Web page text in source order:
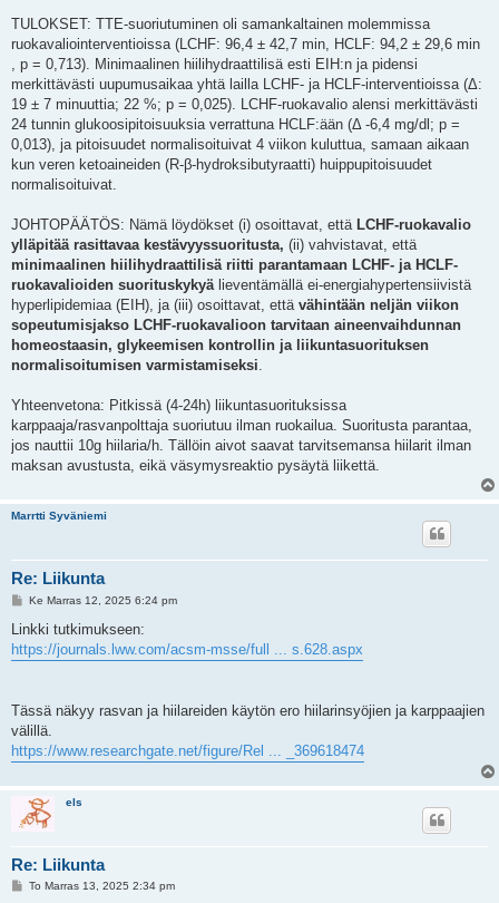
TULOKSET: TTE-suoriutuminen oli samankaltainen molemmissa
ruokavaliointerventioissa (LCHF: 96,4 ± 42,7 min, HCLF: 94,2 ± 29,6 min
, p = 0,713). Minimaalinen hiilihydraattilisä esti EIH:n ja pidensi
merkittävästi uupumusaikaa yhtä lailla LCHF- ja HCLF-interventioissa (Δ:
19 ± 7 minuuttia; 22 %; p = 0,025). LCHF-ruokavalio alensi merkittävästi
24 tunnin glukoosipitoisuuksia verrattuna HCLF:ään (Δ -6,4 mg/dl; p =
0,013), ja pitoisuudet normalisoituivat 4 viikon kuluttua, samaan aikaan
kun veren ketoaineiden (R-β-hydroksibutyraatti) huippupitoisuudet
normalisoituivat.
JOHTOPÄÄTÖS: Nämä löydökset (i) osoittavat, että LCHF-ruokavalio
ylläpitää rasittavaa kestävyyssuoritusta, (ii) vahvistavat, että
minimaalinen hiilihydraattilisä riitti parantamaan LCHF- ja HCLF-
ruokavalioiden suorituskykyälieventämällä ei-energiahypertensiivistä
hyperlipidemiaa (EIH), ja (iii) osoittavat, että vähintään neljän viikon
sopeutumisjakso LCHF-ruokavalioon tarvitaan aineenvaihdunnan
homeostaasin, glykeemisen kontrollin ja liikuntasuorituksen
normalisoitumisen varmistamiseksi.
Yhteenvetona: Pitkissä (4-24h) liikuntasuorituksissa
karppaaja/rasvanpolttaja suoriutuu ilman ruokailua. Suoritusta parantaa,
jos nauttii 10g hiilaria/h. Tällöin aivot saavat tarvitsemansa hiilarit ilman
maksan avustusta, eikä väsymysreaktio pysäytä liikettä.
Marrtti Syväniemi
Re: Liikunta
V
e
t
Ke Marras 12, 2025 6:24 pm
Linkki tutkimukseen:
https://journals.lww.com/acsm-msse/full ... s.628.aspx
Tässä näkyy rasvan ja hiilareiden käytön ero hiilarinsyöjien ja karppaajien
välillä.
https://www.researchgate.net/figure/Rel ... _369618474
els
Re: Liikunta
VTo Marras 13, 2025 2:34 pm